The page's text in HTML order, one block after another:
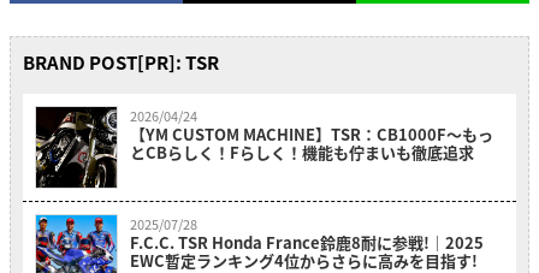
BRAND POST[PR]: TSR
2026/04/24
【YM CUSTOM MACHINE】TSR：CB1000F〜もっ
とCBらしく！Fらしく！機能も佇まいも徹底追求
2025/07/28
F.C.C. TSR Honda France鈴鹿8耐に参戦!｜2025
EWC暫定ランキング4位からさらに高みを目指す!